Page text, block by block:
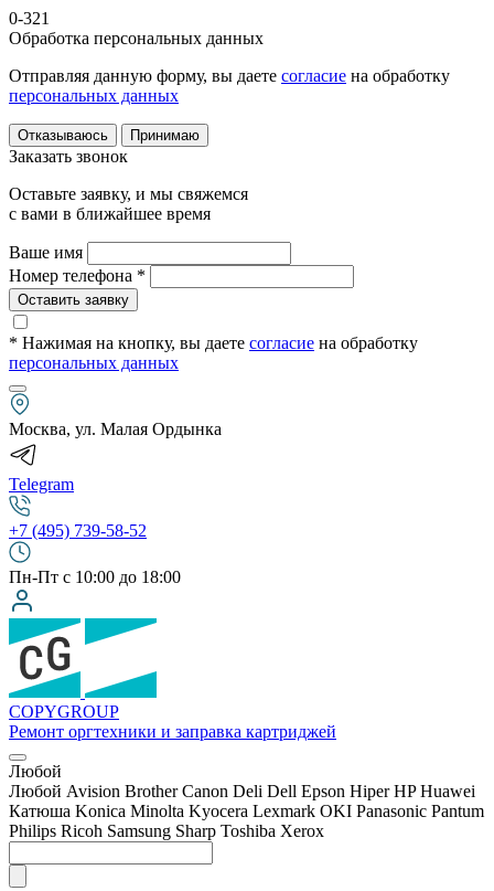
0-321
Обработка персональных данных
Отправляя данную форму, вы даете согласие на обработку
персональных данных
Отказываюсь Принимаю
Заказать звонок
Оставьте заявку, и мы свяжемся
с вами в ближайшее время
Ваше имя
Номер телефона *
Оставить заявку
* Нажимая на кнопку, вы даете согласие на обработку
персональных данных
Москва, ул. Малая Ордынка
Telegram
+7 (495) 739-58-52
Пн-Пт с 10:00 до 18:00
COPYGROUP
Ремонт оргтехники и заправка картриджей
Любой
Любой Avision Brother Canon Deli Dell Epson Hiper HP Huawei
Катюша Konica Minolta Kyocera Lexmark OKI Panasonic Pantum
Philips Ricoh Samsung Sharp Toshiba Xerox